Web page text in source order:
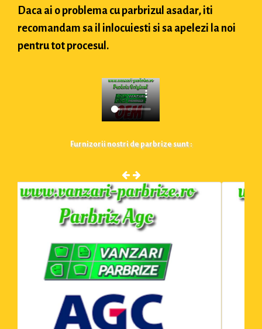
Daca ai o problema cu parbrizul asadar, iti
recomandam sa il inlocuiesti si sa apelezi la noi
pentru tot procesul.
Furnizorii nostri de parbrize sunt :